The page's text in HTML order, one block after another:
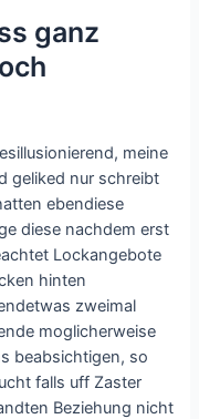
ganz
meine
geliked nur schreibt
ebendiese
diese nachdem erst
Lockangebote
hinten
zweimal
moglicherweise
beabsichtigen, so
falls uff Zaster
Beziehung nicht